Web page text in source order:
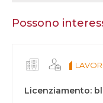
essere
questo
campo
Possono
Licenziamento: